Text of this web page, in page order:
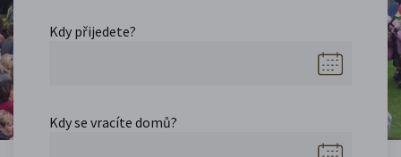
Kdy přijedete?
Kdy se vracíte domů?